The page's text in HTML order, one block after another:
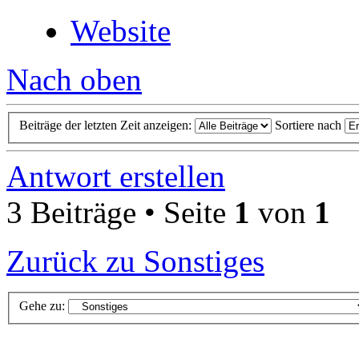
Website
Nach oben
Beiträge der letzten Zeit anzeigen: Sortiere nach
Antwort erstellen
3 Beiträge • Seite 1 von 1
Zurück zu Sonstiges
Gehe zu: